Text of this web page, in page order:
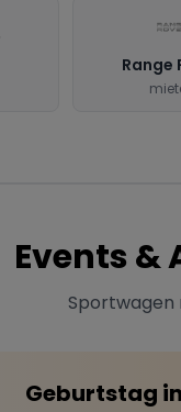
Range
Events &
Sportwagen
Geburtstag in